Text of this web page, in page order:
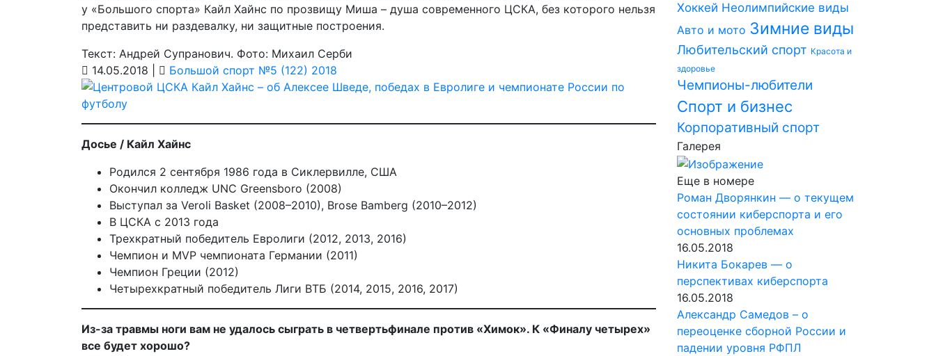
у «Большого спорта» Кайл Хайнс по прозвищу Миша – душа современного ЦСКА, без которого нельзя
представить ни раздевалку, ни защитные построения.
Текст: Андрей Супранович. Фото: Михаил Серби
14.05.2018 |
Большой спорт №5 (122) 2018
Досье / Кайл Хайнс
Родился 2 сентября 1986 года в Сиклервилле, США
Окончил колледж UNC Greensboro (2008)
Выступал за Veroli Basket (2008–2010), Brose Bamberg (2010–2012)
В ЦСКА с 2013 года
Трехкратный победитель Евролиги (2012, 2013, 2016)
Чемпион и MVP чемпионата Германии (2011)
Чемпион Греции (2012)
Четырехкратный победитель Лиги ВТБ (2014, 2015, 2016, 2017)
Из-за травмы ноги вам не удалось сыграть в четвертьфинале против «Химок». К «Финалу четырех»
все будет хорошо?
Хоккей Неолимпийские виды
Авто и мото Зимние виды
Любительский спорт Красота и
здоровье
Чемпионы-любители
Спорт и бизнес
Корпоративный спорт
Галерея
Еще в номере
Роман Дворянкин — о текущем
состоянии киберспорта и его
основных проблемах
16.05.2018
Никита Бокарев — о
перспективах киберспорта
16.05.2018
Александр Самедов – о
переоценке сборной России и
падении уровня РФПЛ